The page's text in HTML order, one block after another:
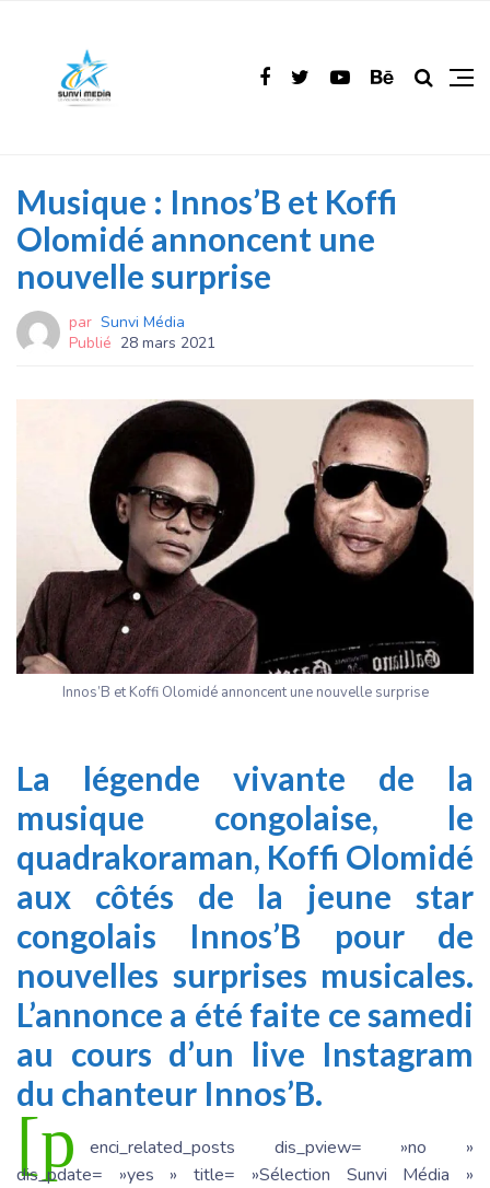
Musique : Innos’B et Koffi
Olomidé annoncent une
nouvelle surprise
par Sunvi Média
Publié 28 mars 2021
Innos’B et Koffi Olomidé annoncent une nouvelle surprise
La légende vivante de la
musique congolaise, le
quadrakoraman, Koffi Olomidé
aux côtés de la jeune star
congolais Innos’B pour de
nouvelles surprises musicales.
L’annonce a été faite ce samedi
au cours d’un live Instagram
du chanteur Innos’B.
[p
enci_related_posts dis_pview= »no »
dis_pdate= »yes » title= »Sélection Sunvi Média »